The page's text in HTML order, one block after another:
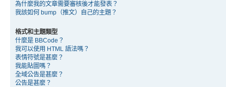
為什麼我的文章需要審核後才能發表？
我該如何 bump（推文）自己的主題？
格式和主題類型
什麼是 BBCode？
我可以使用 HTML 語法嗎？
表情符號是甚麼？
我能貼圖嗎？
全域公告是甚麼？
公告是甚麼？